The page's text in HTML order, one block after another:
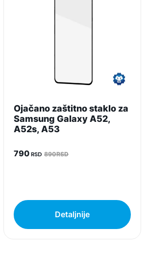
Superfon doo se trudi
Ojačano zaštitno staklo za
Samsung Galaxy A52,
A52s, A53
790RSD 890RSD
Detaljnije